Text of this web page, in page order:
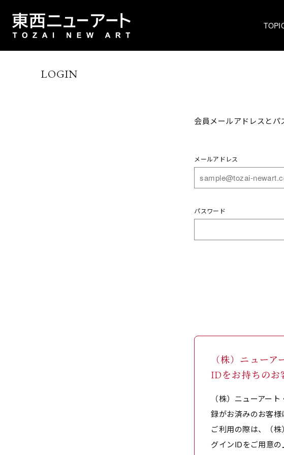
LOGIN
会員メールアドレスと
メールアドレス
パスワード
（株）ニュー
IDをお持ちのお
（株）ニューアー
録がお済みのお客
ご利用の際は、（
グインIDをご用意